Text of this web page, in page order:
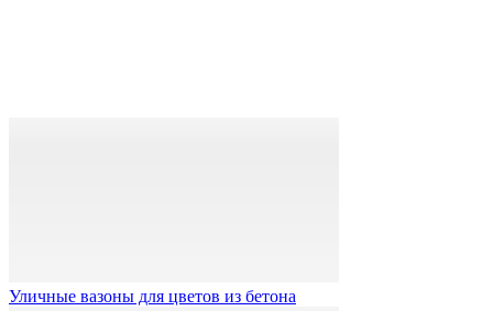
Уличные вазоны для цветов из бетона